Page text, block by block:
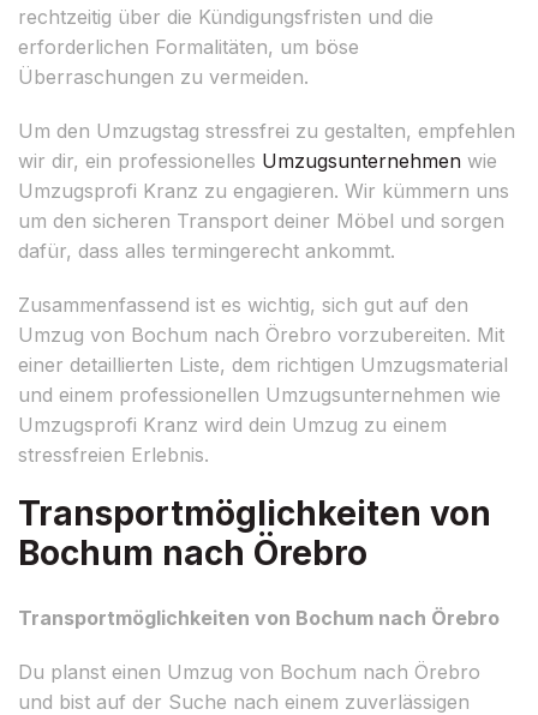
rechtzeitig über die Kündigungsfristen und die
erforderlichen Formalitäten, um böse
Überraschungen zu vermeiden.
Um den Umzugstag stressfrei zu gestalten, empfehlen
wir dir, ein professionelles Umzugsunternehmen wie
Umzugsprofi Kranz zu engagieren. Wir kümmern uns
um den sicheren Transport deiner Möbel und sorgen
dafür, dass alles termingerecht ankommt.
Zusammenfassend ist es wichtig, sich gut auf den
Umzug von Bochum nach Örebro vorzubereiten. Mit
einer detaillierten Liste, dem richtigen Umzugsmaterial
und einem professionellen Umzugsunternehmen wie
Umzugsprofi Kranz wird dein Umzug zu einem
stressfreien Erlebnis.
Transportmöglichkeiten von
Bochum nach Örebro
Transportmöglichkeiten von Bochum nach Örebro
Du planst einen Umzug von Bochum nach Örebro
und bist auf der Suche nach einem zuverlässigen